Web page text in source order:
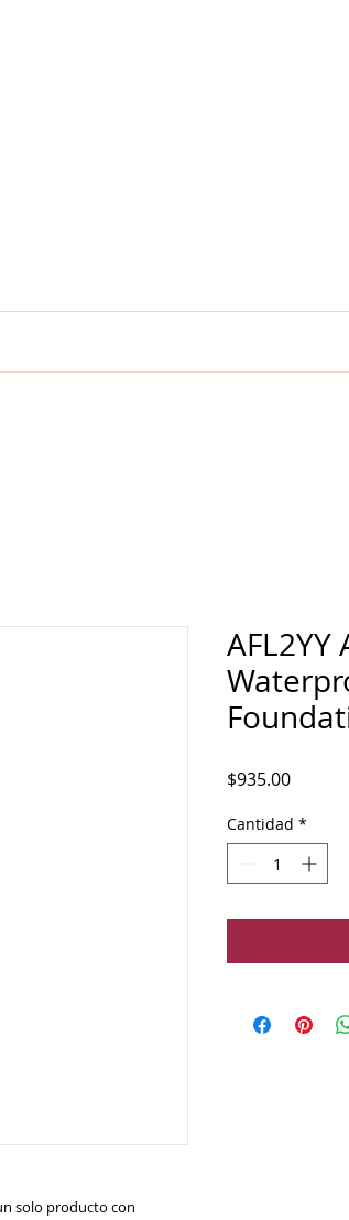
solo producto con
$935.00Precio
Cantidad *